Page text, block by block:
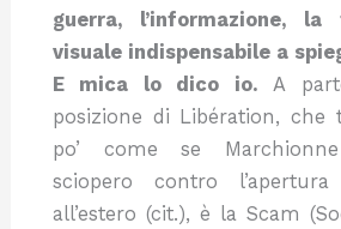
guerra, l’informazione, la
visuale indispensabile a
E mica lo dico io. A
posizione di Libération, che
po’ come se
sciopero contro
all’estero (cit.), è la Scam